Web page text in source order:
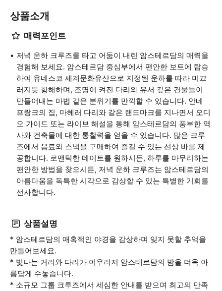
상품소개
매력포인트
저녁 운하 크루즈를 타고 어둠이 내린 암스테르담의 매력을
경험해 보세요. 암스테르담 중심부에서 편안한 보트에 탑승
하여 유네스코 세계문화유산으로 지정된 운하를 따라 미끄
러지듯 항해하며, 조명이 켜진 다리와 유서 깊은 건물들이
만들어내는 마법 같은 분위기를 만끽할 수 있습니다. 안네
프랑크의 집, 마헤러 다리와 같은 랜드마크를 지나면서 오디
오 가이드 또는 라이브 해설을 통해 암스테르담의 풍부한 역
사와 건축물에 대한 통찰력을 얻을 수 있습니다. 많은 크루
즈에서 음료와 스낵을 구매하여 즐길 수 있는 선상 바를 제
공합니다. 로맨틱한 데이트를 원하시든, 하루를 마무리하는
편안한 방법을 찾으시든, 저녁 운하 크루즈는 암스테르담의
아름다움을 독특한 시각으로 감상할 수 있는 특별한 기회를
선사합니다.
상품설명
* 암스테르담의 매혹적인 야경을 감상하며 잊지 못할 추억을
만들어보세요.
* 빛나는 거리와 다리가 어우러져 암스테르담의 밤을 더욱 아
름답게 수놓습니다.
* 소규모 그룹 크루즈에서 세심한 안내를 받으며 최고의 만족